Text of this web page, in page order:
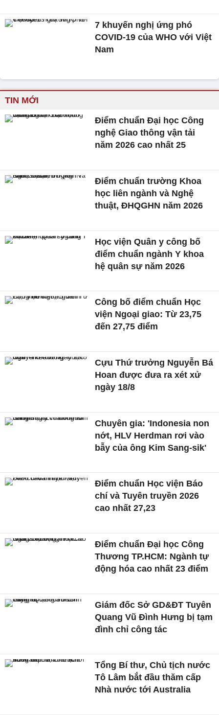
7 khuyến nghị ứng phó
COVID-19 của WHO với Việt
Nam
TIN MỚI
Điểm chuẩn Đại học Công
nghệ Giao thông vận tải
năm 2026 cao nhất 25
Điểm chuẩn trường Khoa
học liên ngành và Nghệ
thuật, ĐHQGHN năm 2026
Học viện Quân y công bố
điểm chuẩn ngành Y khoa
hệ quân sự năm 2026
Công bố điểm chuẩn Học
viện Ngoại giao: Từ 23,75
đến 27,75 điểm
Cựu Thứ trưởng Nguyễn Bá
Hoan được đưa ra xét xử
ngày 18/8
Chuyên gia: 'Indonesia non
nớt, HLV Herdman rơi vào
bẫy của ông Kim Sang-sik'
Điểm chuẩn Học viện Báo
chí và Tuyên truyền 2026
cao nhất 27,23
Điểm chuẩn Đại học Công
Thương TP.HCM: Ngành tự
động hóa cao nhất 23 điểm
Giám đốc Sở GD&ĐT Tuyên
Quang Vũ Đình Hưng bị tạm
đình chỉ công tác
Tổng Bí thư, Chủ tịch nước
Tô Lâm bắt đầu thăm cấp
Nhà nước tới Australia